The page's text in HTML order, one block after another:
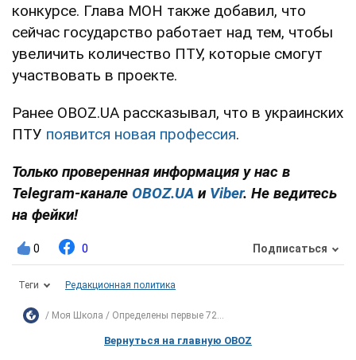
конкурсе. Глава МОН также добавил, что
сейчас государство работает над тем, чтобы
увеличить количество ПТУ, которые смогут
участвовать в проекте.
Ранее OBOZ.UA рассказывал, что в украинских
ПТУ появится новая профессия.
Только проверенная информация у нас в
Telegram-канале OBOZ.UA и Viber. Не ведитесь
на фейки!
0 0 Подписаться
Теги Редакционная политика
Моя Школа Определены первые 72...
Вернуться на главную OBOZ